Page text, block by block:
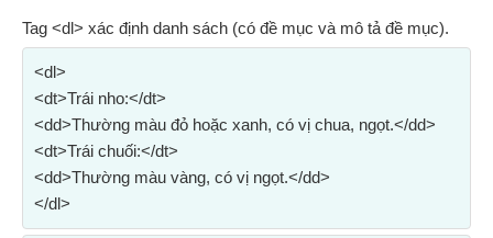
Tag <dl> xác định danh sách (có đề mục và mô tả đề mục).
<dl>
<dt>Trái nho:</dt>
<dd>Thường màu đỏ hoặc xanh, có vị chua, ngọt.</dd>
<dt>Trái chuối:</dt>
<dd>Thường màu vàng, có vị ngọt.</dd>
</dl>